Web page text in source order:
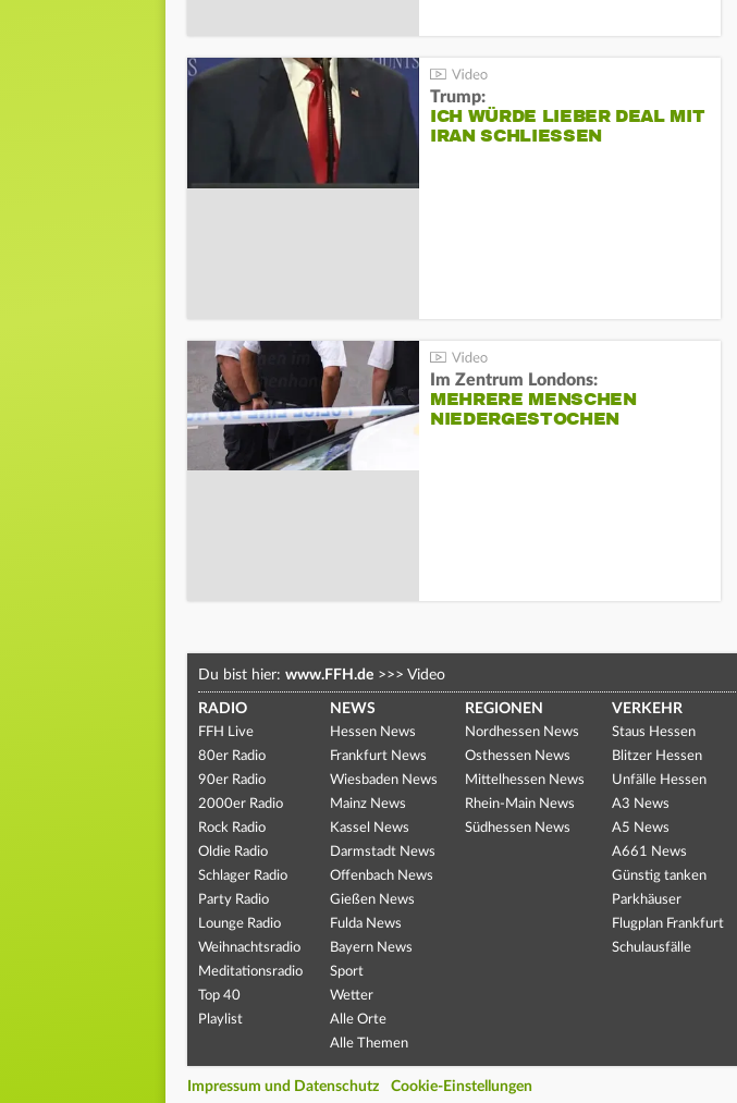
Trump:
ICH WÜRDE LIEBER DEAL MIT
IRAN SCHLIESSEN
Im Zentrum Londons:
MEHRERE MENSCHEN
NIEDERGESTOCHEN
Du bist hier: www.FFH.de >>> Video
RADIO
FFH Live
80er Radio
90er Radio
2000er Radio
Rock Radio
Oldie Radio
Schlager Radio
Party Radio
Lounge Radio
Weihnachtsradio
Meditationsradio
Top 40
Playlist
NEWS
Hessen News
Frankfurt News
Wiesbaden News
Mainz News
Kassel News
Darmstadt News
Offenbach News
Gießen News
Fulda News
Bayern News
Sport
Wetter
Alle Orte
Alle Themen
REGIONEN
Nordhessen News
Osthessen News
Mittelhessen News
Rhein-Main News
Südhessen News
VERKEHR
Staus Hessen
Blitzer Hessen
Unfälle Hessen
A3 News
A5 News
A661 News
Günstig tanken
Parkhäuser
Flugplan Frankfurt
Schulausfälle
Impressum und Datenschutz Cookie-Einstellungen